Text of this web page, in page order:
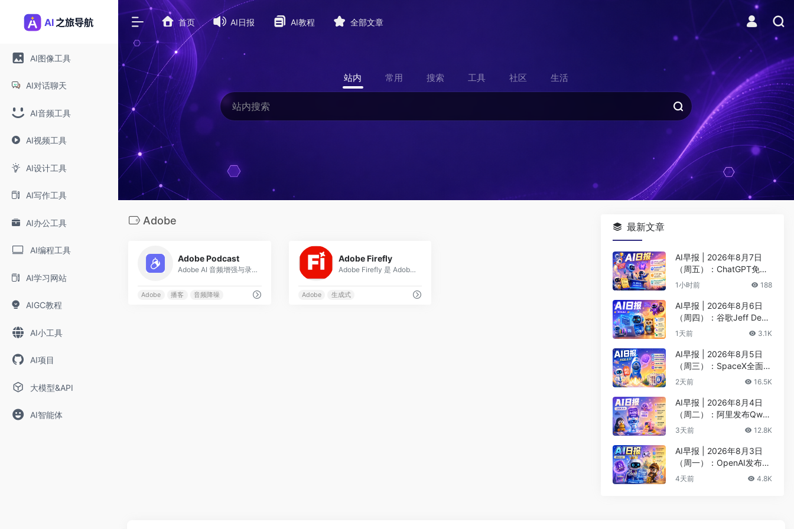
AI图像工具
AI对话聊天
AI音频工具
AI视频工具
AI设计工具
AI写作工具
AI办公工具
AI编程工具
AI学习网站
AIGC教程
AI小工具
AI项目
大模型&API
AI智能体
首页 AI日报 AI教程 全部文章
站内 常用 搜索 工具 社区 生活
Adobe
Adobe Podcast
Adobe AI 音频增强与录制
Adobe 播客 音频降噪
Adobe Firefly
Adobe Firefly 是 Adobe 推出的生成式 AI 创意平台,涵盖文生图、生成式填充、文字效果、生成式重新着色、矢量与 AI 视频生成等多种能力,并
Adobe 生成式
最新文章
AI早报 | 2026年8月7日
（周五）：ChatGPT免费
版升级GPT-5.6 Luna无限
萨比斯卸任CEO
1小时前 188
AI早报 | 2026年8月6日
（周四）：谷歌Jeff Dean
创办AI科学公司、Meta发
1天前 3.1K
AI早报 | 2026年8月5日
（周三）：SpaceX全面押
注英伟达布局太空AI、四
2天前 16.5K
AI早报 | 2026年8月4日
（周二）：阿里发布Qwen
3.8-Max旗舰模型、MiniM
3天前 12.8K
AI早报 | 2026年8月3日
（周一）：OpenAI发布Pr
esence、DNA证据被曝可
4天前 4.8K